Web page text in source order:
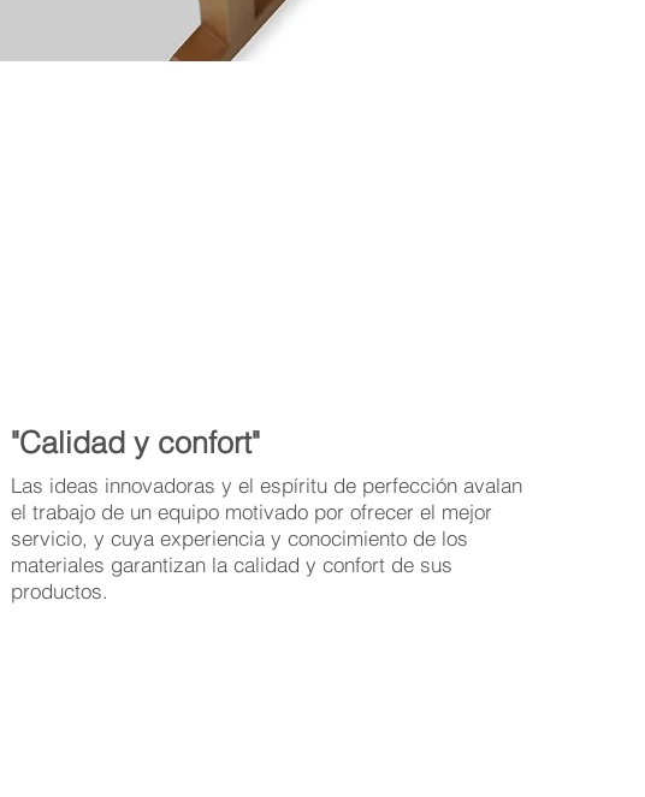
"Calidad y confort"
Las ideas innovadoras y el espíritu de perfección avalan
el trabajo de un equipo motivado por ofrecer el mejor
servicio, y cuya experiencia y conocimiento de los
materiales garantizan la calidad y confort de sus
productos.